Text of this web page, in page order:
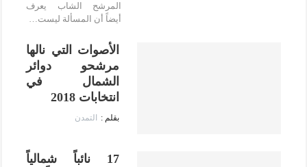
المرشح الشاب يعرف
أيضاً أن المسألة ليست…
الأصوات التي نالها
مرشحو دوائر
الشمال في
انتخابات 2018
التمدن
17 نائباً شمالياً